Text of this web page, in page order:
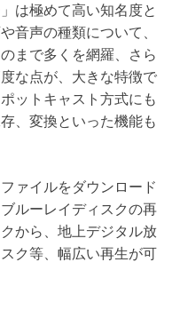
は極めて高い知名度と
音声の種類について、
まで多くを網羅、さら
な点が、大きな特徴で
ットキャスト方式にも
、変換といった機能も
ァイルをダウンロード
ルーレイディスクの再
から、地上デジタル放
ク等、幅広い再生が可